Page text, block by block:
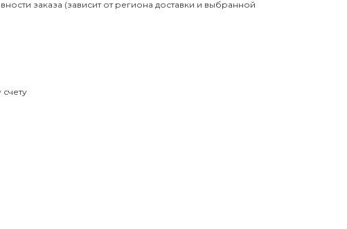
заказа (зависит от региона доставки и выбранной